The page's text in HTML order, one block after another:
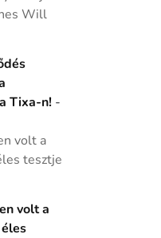
Will
Tixa-n! -
volt a
tesztje
volt a